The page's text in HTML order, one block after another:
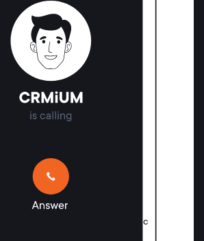
автоматизировать
HR задачи?
заявку, чтобы получить
нашего эксперта и помощь с